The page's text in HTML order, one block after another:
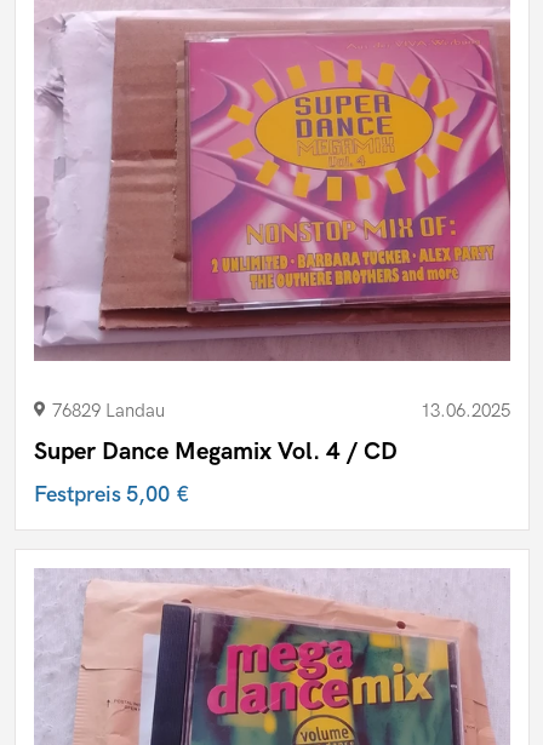
76829 Landau 13.06.2025
Super Dance Megamix Vol. 4 / CD
Festpreis5,00 €